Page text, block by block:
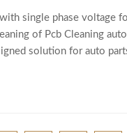
single phase voltage
of Pcb Cleaning
solution for auto